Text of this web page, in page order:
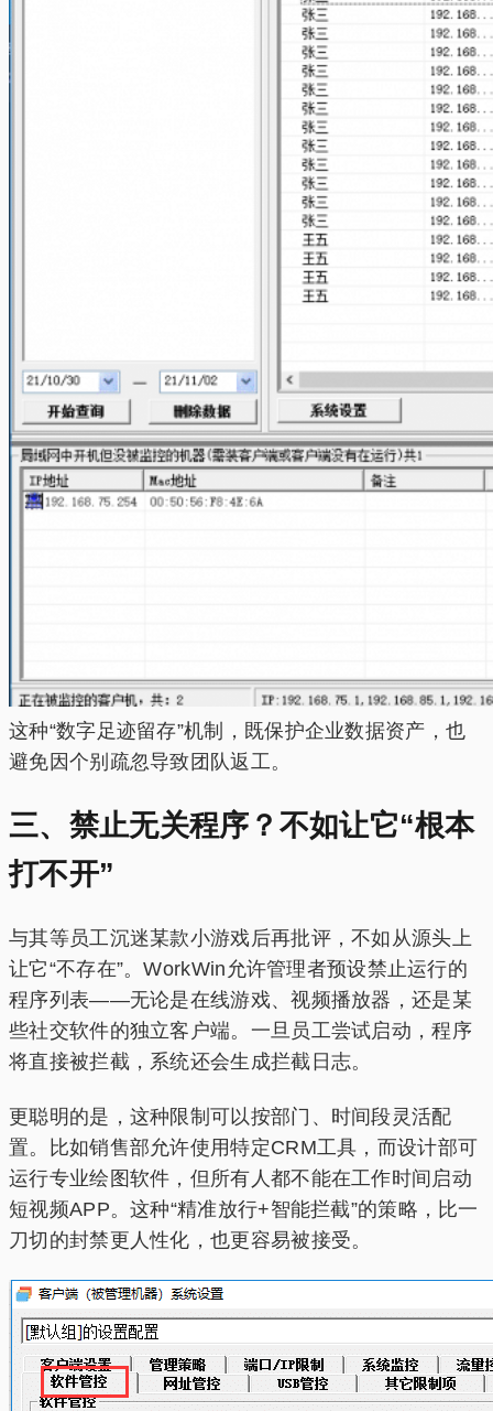
这种“数字足迹留存”机制，既保护企业数据资产，也
避免因个别疏忽导致团队返工。
三、禁止无关程序？不如让它“根本
打不开”
与其等员工沉迷某款小游戏后再批评，不如从源头上
让它“不存在”。WorkWin允许管理者预设禁止运行的
程序列表——无论是在线游戏、视频播放器，还是某
些社交软件的独立客户端。一旦员工尝试启动，程序
将直接被拦截，系统还会生成拦截日志。
更聪明的是，这种限制可以按部门、时间段灵活配
置。比如销售部允许使用特定CRM工具，而设计部可
运行专业绘图软件，但所有人都不能在工作时间启动
短视频APP。这种“精准放行+智能拦截”的策略，比一
刀切的封禁更人性化，也更容易被接受。